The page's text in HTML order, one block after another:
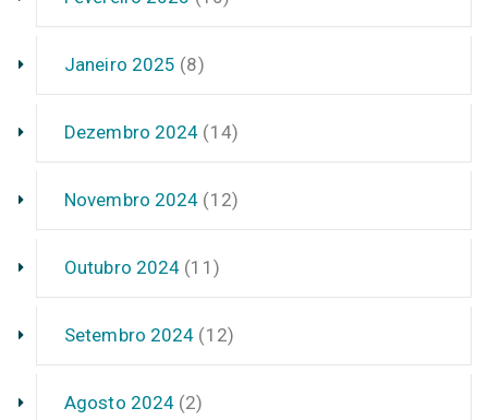
Janeiro 2025 (8)
Dezembro 2024 (14)
Novembro 2024 (12)
Outubro 2024 (11)
Setembro 2024 (12)
Agosto 2024 (2)